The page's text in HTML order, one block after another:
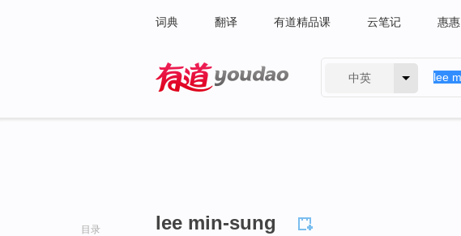
词典 翻译 有道精品课 云笔记 惠惠
中英
目录 lee min-sung